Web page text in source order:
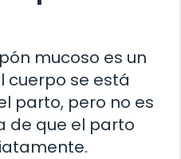
mucoso es un
cuerpo se está
parto, pero no es
de que el parto